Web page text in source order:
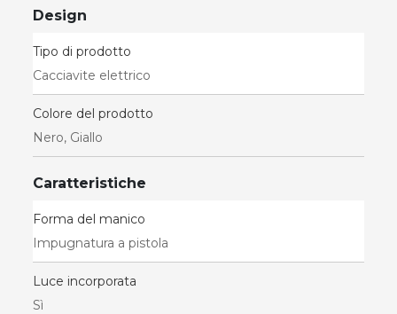
Design
Tipo di prodotto
Cacciavite elettrico
Colore del prodotto
Nero, Giallo
Caratteristiche
Forma del manico
Impugnatura a pistola
Luce incorporata
Sì